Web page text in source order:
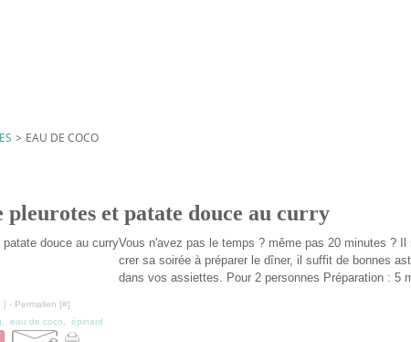
> EAU DE COCO
pleurotes et patate douce au curry
Vous n'avez pas le temps ? même pas 20 minutes ?
crer sa soirée à préparer le dîner, il suffit de bonnes
dans vos assiettes. Pour 2 personnes Préparation : 5
] - Permalien [#]
eau de coco épinard